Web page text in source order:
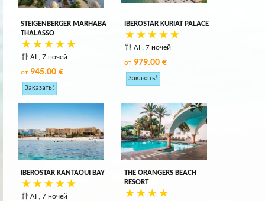
STEIGENBERGER MARHABA
THALASSO
AI , 7 ночей
от 945.00 €
IBEROSTAR KURIAT PALACE
AI , 7 ночей
от 979.00 €
IBEROSTAR KANTAOUI BAY
AI , 7 ночей
THE ORANGERS BEACH
RESORT